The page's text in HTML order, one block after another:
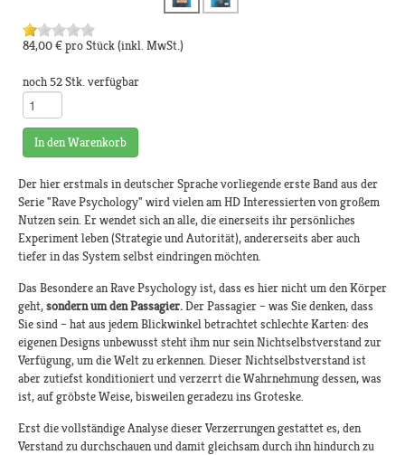
84,00 €pro Stück(inkl. MwSt.)
noch 52 Stk. verfügbar
In den Warenkorb
Der hier erstmals in deutscher Sprache vorliegende erste Band aus der
Serie "Rave Psychology" wird vielen am HD Interessierten von großem
Nutzen sein. Er wendet sich an alle, die einerseits ihr persönliches
Experiment leben (Strategie und Autorität), andererseits aber auch
tiefer in das System selbst eindringen möchten.
Das Besondere an Rave Psychology ist, dass es hier nicht um den Körper
geht,sondern um den Passagier.Der Passagier – was Sie denken, dass
Sie sind – hat aus jedem Blickwinkel betrachtet schlechte Karten: des
eigenen Designs unbewusst steht ihm nur sein Nichtselbstverstand zur
Verfügung, um die Welt zu erkennen. Dieser Nichtselbstverstand ist
aber zutiefst konditioniert und verzerrt die Wahrnehmung dessen, was
ist, auf gröbste Weise, bisweilen geradezu ins Groteske.
Erst die vollständige Analyse dieser Verzerrungen gestattet es, den
Verstand zu durchschauen und damit gleichsam durch ihn hindurch zu